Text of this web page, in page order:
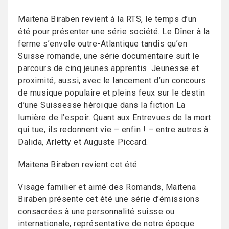
Maitena Biraben revient à la RTS, le temps d’un
été pour présenter une série société. Le Dîner à la
ferme s’envole outre-Atlantique tandis qu’en
Suisse romande, une série documentaire suit le
parcours de cinq jeunes apprentis. Jeunesse et
proximité, aussi, avec le lancement d’un concours
de musique populaire et pleins feux sur le destin
d’une Suissesse héroïque dans la fiction La
lumière de l’espoir. Quant aux Entrevues de la mort
qui tue, ils redonnent vie – enfin ! – entre autres à
Dalida, Arletty et Auguste Piccard.
Maitena Biraben revient cet été
Visage familier et aimé des Romands, Maitena
Biraben présente cet été une série d’émissions
consacrées à une personnalité suisse ou
internationale, représentative de notre époque